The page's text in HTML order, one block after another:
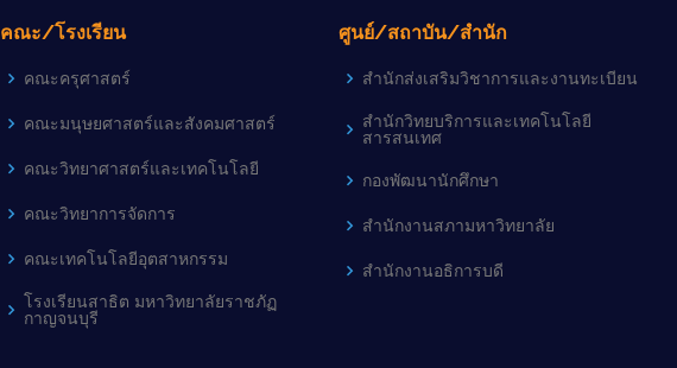
คณะ/โรงเรียน
คณะครุศาสตร์
คณะมนุษยศาสตร์และสังคมศาสตร์
คณะวิทยาศาสตร์และเทคโนโลยี
คณะวิทยาการจัดการ
คณะเทคโนโลยีอุตสาหกรรม
โรงเรียนสาธิต มหาวิทยาลัยราชภัฏ
กาญจนบุรี
ศูนย์/สถาบัน/สำนัก
สำนักส่งเสริมวิชาการและงานทะเบียน
สำนักวิทยบริการและเทคโนโลยี
สารสนเทศ
กองพัฒนานักศึกษา
สำนักงานสภามหาวิทยาลัย
สำนักงานอธิการบดี